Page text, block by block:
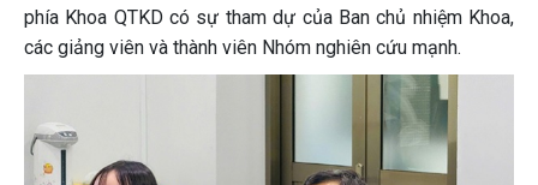
phía Khoa QTKD có sự tham dự của Ban chủ nhiệm Khoa,
các giảng viên và thành viên Nhóm nghiên cứu mạnh.